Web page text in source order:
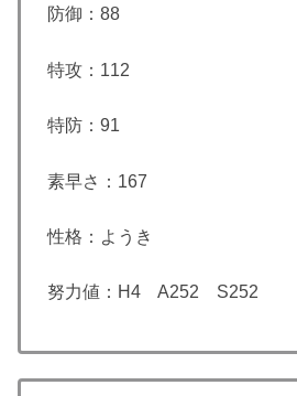
防御：88
特攻：112
特防：91
素早さ：167
性格：ようき
努力値：H4 A252 S252